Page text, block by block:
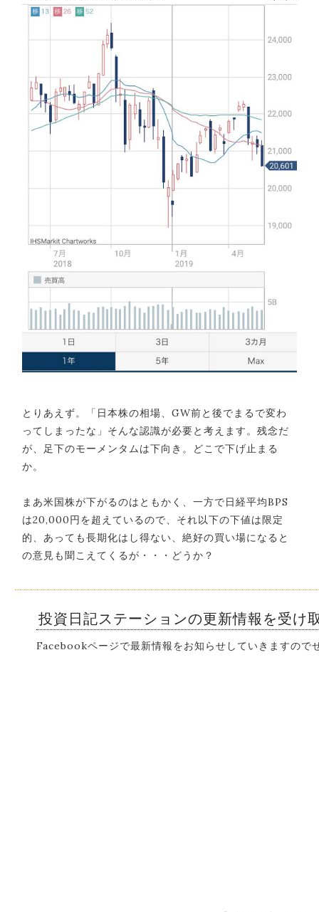
とりあえず。「日本株の相場、GW前と後でまるで変わ
ってしまったな」そんな認識が必要と考えます。残念だ
が、足下のモーメンタムは下向き。どこで下げ止まる
か。
まあ米国株が下がるのはともかく、一方で日経平均BPS
は20,000円を超えているので、それ以下の下値は限定
的、あっても長期化はし得ない、絶好の買い場になると
の意見も聞こえてくるが・・・どうか？
投資日記ステーションの更新情報を受け
Facebookページで最新情報をお知らせしていきますので